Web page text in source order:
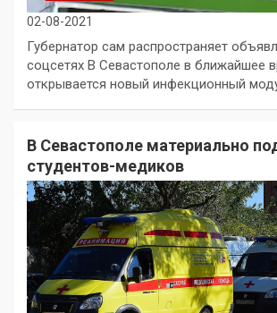
02-08-2021
Губернатор сам распространяет
соцсетях В Севастополе в ближайшее
открывается новый инфекционный
В Севастополе материально
студентов-медиков